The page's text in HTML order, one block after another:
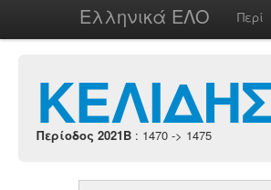
Ελληνικά ΕΛΟ Περί
Περίοδος 2021B : 1470 -> 1475